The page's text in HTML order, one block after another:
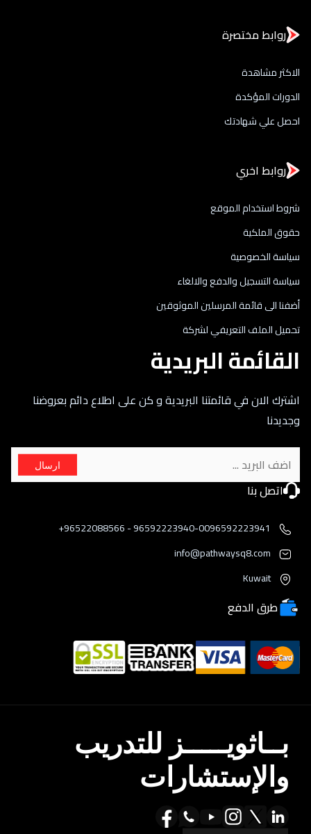
روابط مختصرة
الاكثر مشاهدة
الدورات المؤكدة
احصل علي شهادتك
روابط اخري
شروط استخدام الموقع
حقوق الملكية
سياسة الخصوصية
سياسة التسجيل والدفع والالغاء
أضفنا الى قائمة المرسلين الموثوقين
تحميل الملف التعريفي لشركة
القائمة البريدية
اشترك الان في قائمتنا البريدية و كن على اطلاع دائم بعروضنا
وجديدنا
ارسال
اتصل بنا
96592223940-0096592223941 - 96522088566+
info@pathwaysq8.com
Kuwait
طرق الدفع
بــاثويـــــز للتدريب
والإستشارات